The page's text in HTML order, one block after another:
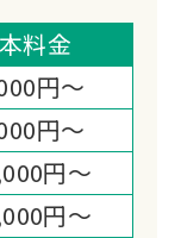
空家整
）を通し
け、生活困
体様への寄
一層、お
む姿勢で
料金
円～
円～
円～
円～